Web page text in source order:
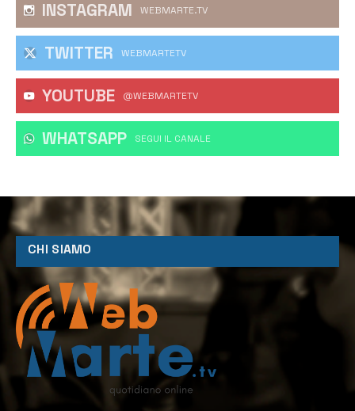
INSTAGRAM WEBMARTE.TV
TWITTER WEBMARTETV
YOUTUBE @WEBMARTETV
WHATSAPP ‎SEGUI IL CANALE
CHI SIAMO